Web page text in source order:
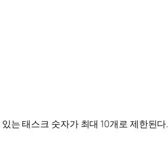
는 태스크 숫자가 최대 10개로 제한된다.